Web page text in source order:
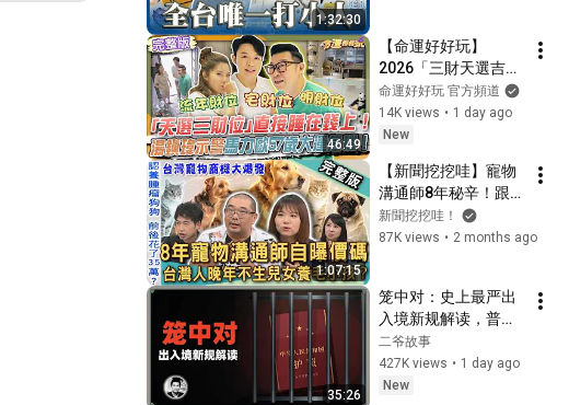
了！【#神之路】20260110
EP12 完整版｜📍南投｜許效
舜 鄭仲茵
26
人間國寶大師！鄭仲茵老花
穿針比83歲阿嬤還慢！許效
舜繡功了得被讚：當男生太
可惜！【#神之路】
20260103 EP11 完整版｜📍
嘉義｜許效舜 鄭仲茵
神之路
27
包庇天后來加持！王彩樺快
閃嘉義被鄭仲茵虧：比我還
ㄎㄧㄤ！全網瘋搶雞肉飯吐
司許效舜讚：好驚艷！【#神
之路】20251227 EP10 完整
版｜📍嘉義｜許效舜 鄭仲茵
神之路
28
月老聯手脫單神助攻！劉品
言３年前成功求得姻緣！鄭
仲茵燃起希望遭許效舜虧：
別為難祂！【#神之路】
20251220 EP09 完整版｜📍
台南｜許效舜 鄭仲茵
神之路
29
勇闖18層地獄！玻璃剪貼藝
術完美契合師傅讚：神明有
來！鄭仲茵想變聰明遭瞬哥
虧「不可能的任務」！【#神
之路】20251213 EP08 完整
版｜📍台南｜許效舜 鄭仲茵
神之路
30
擲筊最靈天公祖！鄭仲茵天
然呆遭許效舜嗆「智商會傳
染」！打陀輪找到姻緣被喊
話：嫁給宜蘭人吧！【#神之
神之路
1:32:30
20260411 EP22 完整
版｜📍嘉義｜許效舜
鄭仲茵
46:49
【命運好好玩】
2026「三財天選吉
位」直接睡在錢上！
進門見樓梯超大忌？
湯鎮瑋示警馬力歐57
樑壁刀全壓老婆？
20260806（馬力歐）
#風水宅即變
命運好好玩 官方頻道
14K views • 1 day ago
New
1:07:15
【新聞挖挖哇】寵物
溝通師8年秘辛！跟寵
物「心電感應」收費
價碼隨便開？晚年不
命尊嚴的代價！寵物
商機大爆發！
20260512｜劉怡里、
Mandy、大師兄、胡
孝誠、劉家仰
新聞挖挖哇！
87K views • 2 months ago
35:26
笼中对：史上最严出
入境新规解读，普通
人还有出国的机会
吗？
二爷故事
427K views • 1 day ago
New